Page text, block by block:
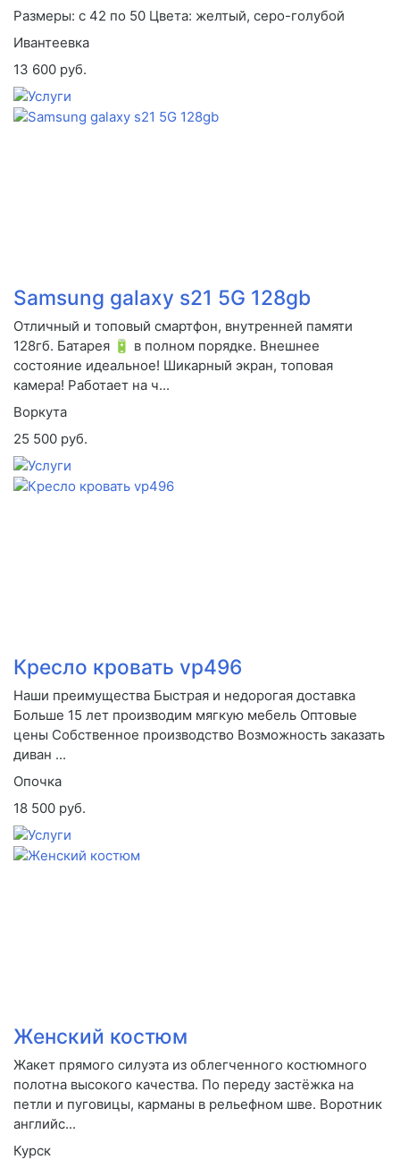
Размеры: с 42 по 50 Цвета: желтый, серо-голубой
Ивантеевка
13 600 руб.
Samsung galaxy s21 5G 128gb
Отличный и топовый смартфон, внутренней памяти
128гб. Батарея 🔋 в полном порядке. Внешнее
состояние идеальное! Шикарный экран, топовая
камера! Работает на ч...
Воркута
25 500 руб.
Кресло кровать vp496
Наши преимущества Быстрая и недорогая доставка
Больше 15 лет производим мягкую мебель Оптовые
цены Собственное производство Возможность заказать
диван ...
Опочка
18 500 руб.
Женский костюм
Жакет прямого силуэта из облегченного костюмного
полотна высокого качества. По переду застёжка на
петли и пуговицы, карманы в рельефном шве. Воротник
английс...
Курск